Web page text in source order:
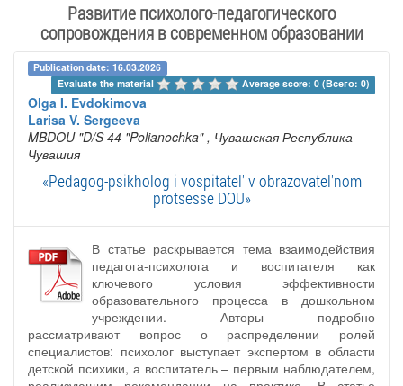
Развитие психолого-педагогического
сопровождения в современном образовании
Publication date: 16.03.2026
Evaluate the material
Average score: 0 (Всего: 0)
Olga I. Evdokimova
Larisa V. Sergeeva
MBDOU "D/S 44 "Polianochka" , Чувашская Республика -
Чувашия
«Pedagog-psikholog i vospitatel' v obrazovatel'nom
protsesse DOU»
В статье раскрывается тема взаимодействия
педагога-психолога и воспитателя как
ключевого условия эффективности
образовательного процесса в дошкольном
учреждении. Авторы подробно
рассматривают вопрос о распределении ролей
специалистов: психолог выступает экспертом в области
детской психики, а воспитатель – первым наблюдателем,